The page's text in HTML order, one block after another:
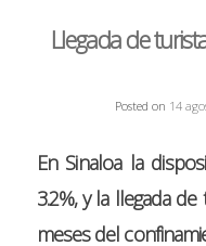
Llegada de
Posted on 14
En Sinaloa la
3.2%, y la llegada
meses del